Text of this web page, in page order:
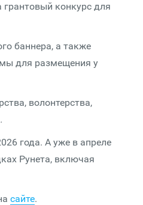
грантовый конкурс для
баннера, а также
для размещения у
волонтерства,
года. А уже в апреле
Рунета, включая
сайте.